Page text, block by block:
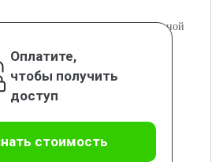
монастырей с обществом и церковной
Оплатите,
чтобы получить
доступ
стоимость